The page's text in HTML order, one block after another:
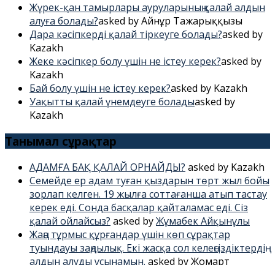
Жүрек-қан тамырлары ауруларының қалай алдын
алуға болады?asked by Айнұр Таңжарыққызы
Дара кәсіпкерді қалай тіркеуге болады?asked by
Kazakh
Жеке кәсіпкер болу үшін не істеу керек?asked by
Kazakh
Бай болу үшін не істеу керек?asked by Kazakh
Уақытты қалай үнемдеуге боладыasked by
Kazakh
Танымал сұрақтар
АДАМҒА БАҚ ҚАЛАЙ ОРНАЙДЫ? asked by Kazakh
Семейде ер адам туған қыздарын төрт жыл бойы
зорлап келген. 19 жылға соттағанша атып тастау
керек еді. Сонда басқалар қайталамас еді. Сіз
қалай ойлайсыз? asked byЖұмабек Айқынұлы
Жаңа тұрмыс құрғандар үшін көп сұрақтар
туындауы заңдылық. Екі жасқа сол келеңсіздіктердің
алдын алуды ұсынамын. asked by Жомарт